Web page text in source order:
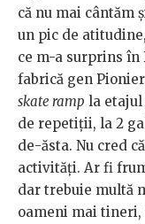
că nu mai cântăm
un pic de
ce m-a surprins în
fabrică gen
skate ramp la etajul
de repetiţii, la 2
de-ăsta. Nu cred
activităţi. Ar fi
dar trebuie multă
oameni mai tineri,